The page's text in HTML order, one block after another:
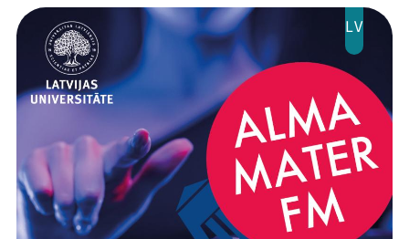
LV